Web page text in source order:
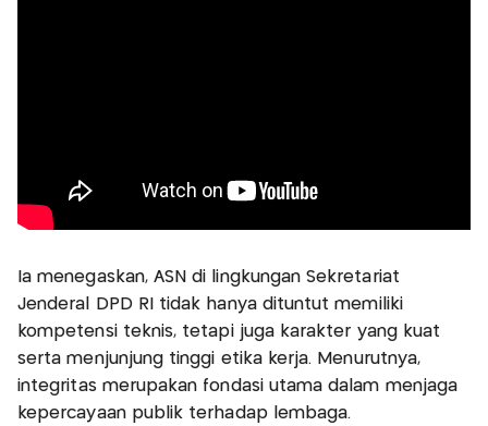
Ia menegaskan, ASN di lingkungan Sekretariat
Jenderal DPD RI tidak hanya dituntut memiliki
kompetensi teknis, tetapi juga karakter yang kuat
serta menjunjung tinggi etika kerja. Menurutnya,
integritas merupakan fondasi utama dalam menjaga
kepercayaan publik terhadap lembaga.